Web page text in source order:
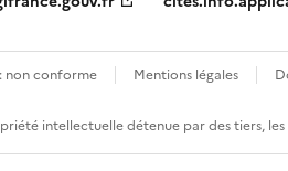
non conforme Mentions légales
intellectuelle détenue par des tiers,